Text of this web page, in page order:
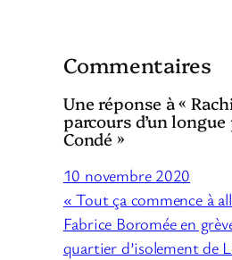
Commentaires
Une réponse à «
parcours d’un
Condé »
10 novembre 2020
« Tout ça commence à
Fabrice Boromée en
quartier d’isolement de